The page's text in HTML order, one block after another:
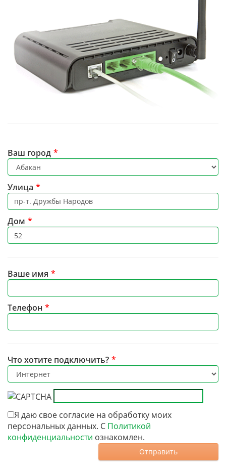
Ваш город *
Улица *
Дом *
Ваше имя *
Телефон *
Что хотите подключить? *
Я даю свое согласие на обработку моих
персональных данных. С Политикой
конфиденциальности ознакомлен.